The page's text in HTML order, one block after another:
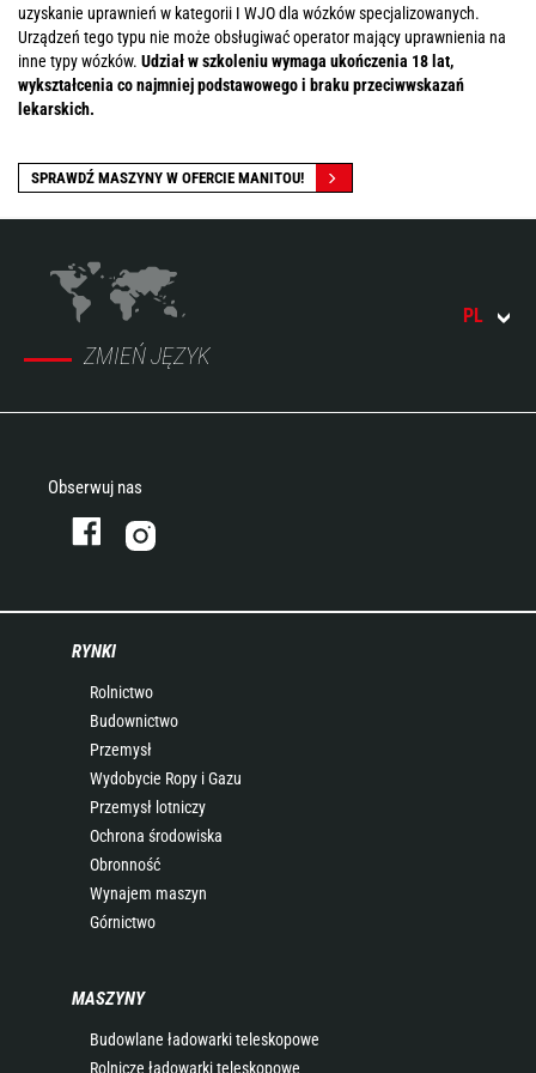
uzyskanie uprawnień w kategorii I WJO dla wózków specjalizowanych.
Urządzeń tego typu nie może obsługiwać operator mający uprawnienia na
inne typy wózków. Udział w szkoleniu wymaga ukończenia 18 lat,
wykształcenia co najmniej podstawowego i braku przeciwwskazań
lekarskich.
SPRAWDŹ MASZYNY W OFERCIE MANITOU!
ZMIEŃ JĘZYK
PL
Obserwuj nas
RYNKI
Rolnictwo
Budownictwo
Przemysł
Wydobycie Ropy i Gazu
Przemysł lotniczy
Ochrona środowiska
Obronność
Wynajem maszyn
Górnictwo
MASZYNY
Budowlane ładowarki teleskopowe
Rolnicze ładowarki teleskopowe